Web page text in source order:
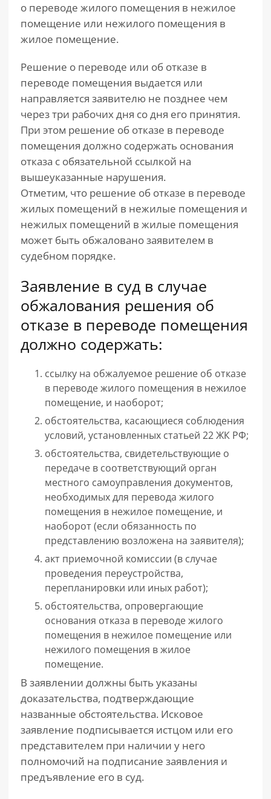
о переводе жилого помещения в нежилое
помещение или нежилого помещения в
жилое помещение.
Решение о переводе или об отказе в
переводе помещения выдается или
направляется заявителю не позднее чем
через три рабочих дня со дня его принятия.
При этом решение об отказе в переводе
помещения должно содержать основания
отказа с обязательной ссылкой на
вышеуказанные нарушения.
Отметим, что решение об отказе в переводе
жилых помещений в нежилые помещения и
нежилых помещений в жилые помещения
может быть обжаловано заявителем в
судебном порядке.
Заявление в суд в случае
обжалования решения об
отказе в переводе помещения
должно содержать:
ссылку на обжалуемое решение об отказе
в переводе жилого помещения в нежилое
помещение, и наоборот;
обстоятельства, касающиеся соблюдения
условий, установленных статьей 22 ЖК РФ;
обстоятельства, свидетельствующие о
передаче в соответствующий орган
местного самоуправления документов,
необходимых для перевода жилого
помещения в нежилое помещение, и
наоборот (если обязанность по
представлению возложена на заявителя);
акт приемочной комиссии (в случае
проведения переустройства,
перепланировки или иных работ);
обстоятельства, опровергающие
основания отказа в переводе жилого
помещения в нежилое помещение или
нежилого помещения в жилое
помещение.
В заявлении должны быть указаны
доказательства, подтверждающие
названные обстоятельства. Исковое
заявление подписывается истцом или его
представителем при наличии у него
полномочий на подписание заявления и
предъявление его в суд.